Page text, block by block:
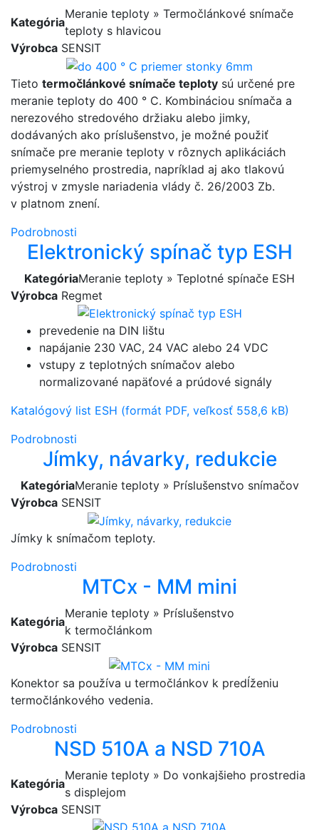
Kategória
Meranie teploty » Termočlánkové snímače
teploty s hlavicou
Výrobca SENSIT
Tieto termočlánkové snímače teploty sú určené pre
meranie teploty do 400 ° C. Kombináciou snímača a
nerezového stredového držiaku alebo jimky,
dodávaných ako príslušenstvo, je možné použiť
snímače pre meranie teploty v rôznych aplikáciách
priemyselného prostredia, napríklad aj ako tlakovú
výstroj v zmysle nariadenia vlády č. 26/2003 Zb.
v platnom znení.
Podrobnosti
Elektronický spínač typ ESH
KategóriaMeranie teploty » Teplotné spínače ESH
Výrobca Regmet
prevedenie na DIN lištu
napájanie 230 VAC, 24 VAC alebo 24 VDC
vstupy z teplotných snímačov alebo
normalizované napäťové a prúdové signály
Katalógový list ESH (formát PDF, veľkosť 558,6 kB)
Podrobnosti
Jímky, návarky, redukcie
KategóriaMeranie teploty » Príslušenstvo snímačov
Výrobca SENSIT
Jímky k snímačom teploty.
Podrobnosti
MTCx - MM mini
Kategória
Meranie teploty » Príslušenstvo
k termočlánkom
Výrobca SENSIT
Konektor sa používa u termočlánkov k predĺženiu
termočlánkového vedenia.
Podrobnosti
NSD 510A a NSD 710A
Kategória
Meranie teploty » Do vonkajšieho prostredia
s displejom
Výrobca SENSIT